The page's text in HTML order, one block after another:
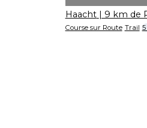
Haacht | 9 km de
Course sur Route Trail